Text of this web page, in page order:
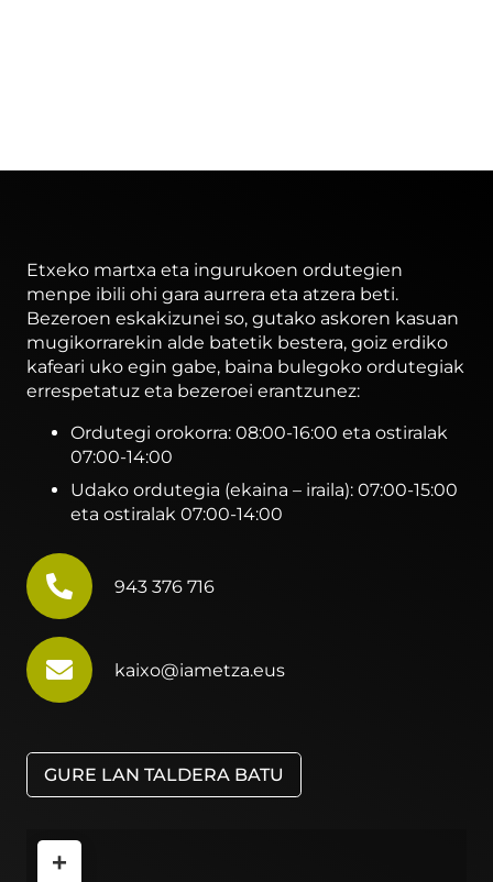
Etxeko martxa eta ingurukoen ordutegien
menpe ibili ohi gara aurrera eta atzera beti.
Bezeroen eskakizunei so, gutako askoren kasuan
mugikorrarekin alde batetik bestera, goiz erdiko
kafeari uko egin gabe, baina bulegoko ordutegiak
errespetatuz eta bezeroei erantzunez:
Ordutegi orokorra: 08:00-16:00 eta ostiralak
07:00-14:00
Udako ordutegia (ekaina – iraila): 07:00-15:00
eta ostiralak 07:00-14:00
943 376 716
kaixo@iametza.eus
GURE LAN TALDERA BATU
+